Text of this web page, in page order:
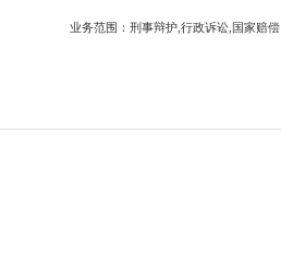
业务范围：刑事辩护,行政诉讼,国家赔偿